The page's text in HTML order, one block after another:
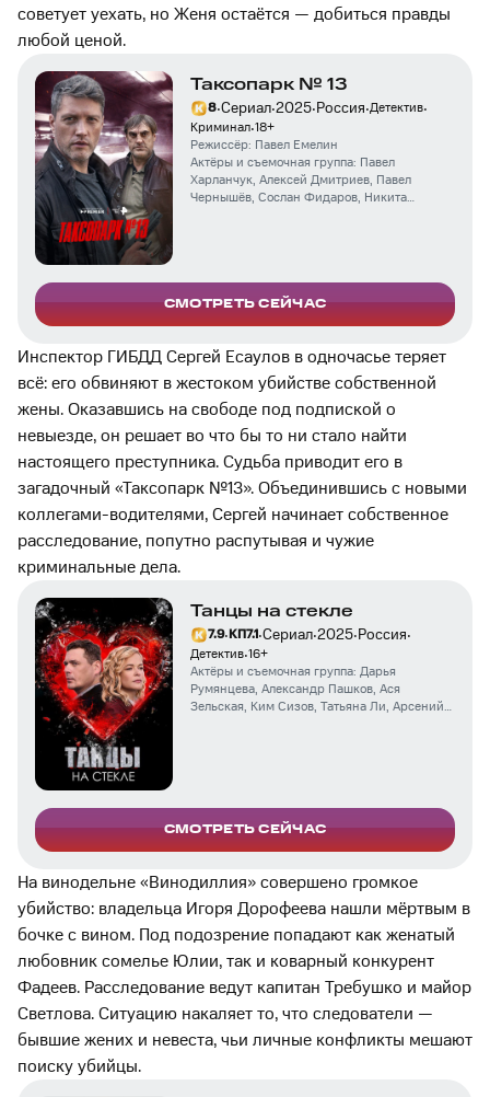
советует уехать, но Женя остаётся — добиться правды
любой ценой.
Таксопарк № 13
8·Сериал·2025·Россия·Детектив·
Криминал·18+
Режиссёр: Павел Емелин
Актёры и съемочная группа: Павел
Харланчук, Алексей Дмитриев, Павел
Чернышёв, Сослан Фидаров, Никита
СМОТРЕТЬ СЕЙЧАС
Инспектор ГИБДД Сергей Есаулов в одночасье теряет
всё: его обвиняют в жестоком убийстве собственной
жены. Оказавшись на свободе под подпиской о
невыезде, он решает во что бы то ни стало найти
настоящего преступника. Судьба приводит его в
загадочный «Таксопарк №13». Объединившись с новыми
коллегами-водителями, Сергей начинает собственное
расследование, попутно распутывая и чужие
криминальные дела.
Танцы на стекле
7.9·КП7.1·Сериал·2025·Россия·
Детектив·16+
Актёры и съемочная группа: Дарья
Румянцева, Александр Пашков, Ася
Зельская, Ким Сизов, Татьяна Ли, Арсений
СМОТРЕТЬ СЕЙЧАС
На винодельне «Винодиллия» совершено громкое
убийство: владельца Игоря Дорофеева нашли мёртвым в
бочке с вином. Под подозрение попадают как женатый
любовник сомелье Юлии, так и коварный конкурент
Фадеев. Расследование ведут капитан Требушко и майор
Светлова. Ситуацию накаляет то, что следователи —
бывшие жених и невеста, чьи личные конфликты мешают
поиску убийцы.